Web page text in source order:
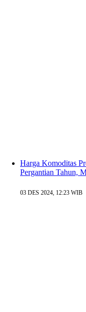
Harga Komoditas
Pergantian Tahun,
03 DES 2024, 12:23 WIB